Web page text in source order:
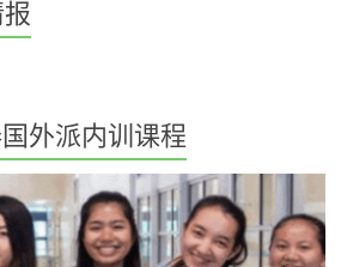
外派内训课程